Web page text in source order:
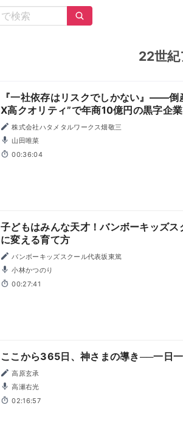
22世紀
『一社依存はリスクでしかない』――倒
X高クオリティ”で年商10億円の黒字企
株式会社ハタメタルワークス畑敬三
山田唯菜
00:36:04
子どもはみんな天才！バンボーキッズス
に変える育て方
バンボーキッズスクール代表坂東篤
小林かつのり
00:27:41
ここから365日、神さまの導き──一日
高原玄承
高瀬右光
02:16:57